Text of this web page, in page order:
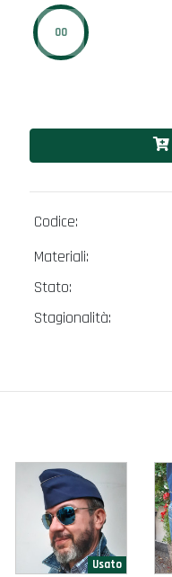
00
Codice:
Materiali:
Stato:
Stagionalità: